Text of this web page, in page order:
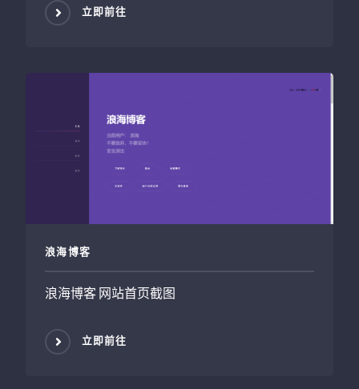
立即前往
浪海博客
浪海博客 网站首页截图
立即前往